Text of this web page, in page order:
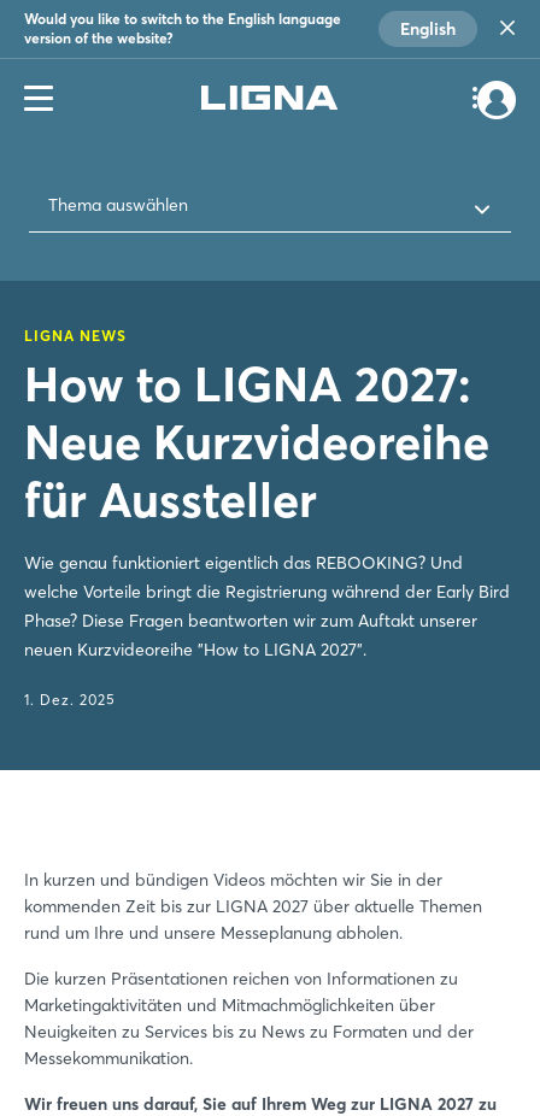
Would you like to switch to the English language
version of the website?
English
Thema auswählen
LIGNA NEWS
How to LIGNA 2027:
Neue Kurzvideoreihe
für Aussteller
Wie genau funktioniert eigentlich das REBOOKING? Und
welche Vorteile bringt die Registrierung während der Early Bird
Phase? Diese Fragen beantworten wir zum Auftakt unserer
neuen Kurzvideoreihe "How to LIGNA 2027".
1. Dez. 2025
In kurzen und bündigen Videos möchten wir Sie in der
kommenden Zeit bis zur LIGNA 2027 über aktuelle Themen
rund um Ihre und unsere Messeplanung abholen.
Die kurzen Präsentationen reichen von Informationen zu
Marketingaktivitäten und Mitmachmöglichkeiten über
Neuigkeiten zu Services bis zu News zu Formaten und der
Messekommunikation.
Wir freuen uns darauf, Sie auf Ihrem Weg zur LIGNA 2027 zu